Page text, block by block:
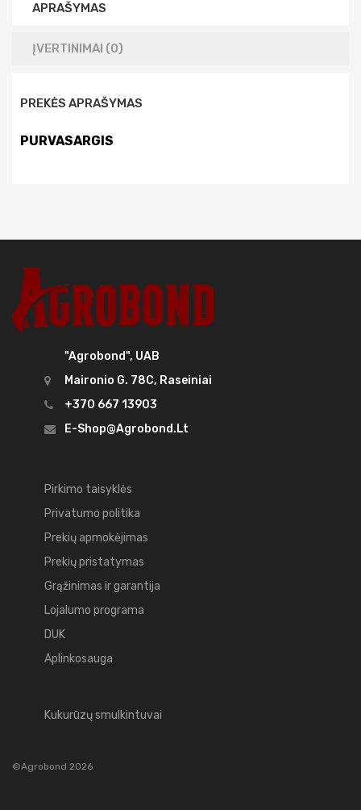
APRAŠYMAS
ĮVERTINIMAI (0)
PREKĖS APRAŠYMAS
PURVASARGIS
"Agrobond", UAB
Maironio G. 78C, Raseiniai
+370 667 13903
E-Shop@agrobond.lt
Pirkimo taisyklės
Privatumo politika
Prekių apmokėjimas
Prekių pristatymas
Grąžinimas ir garantija
Lojalumo programa
DUK
Aplinkosauga
Kukurūzų smulkintuvai
©Agrobond 2026